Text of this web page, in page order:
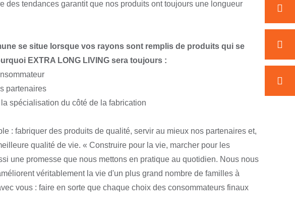
des tendances garantit que nos produits ont toujours une longueur
se situe lorsque vos rayons sont remplis de produits qui se
EXTRA LONG LIVING sera toujours :
partenaires
spécialisation du côté de la fabrication
: fabriquer des produits de qualité, servir au mieux nos partenaires et,
qualité de vie. « Construire pour la vie, marcher pour les
une promesse que nous mettons en pratique au quotidien. Nous nous
véritablement la vie d'un plus grand nombre de familles à
vous : faire en sorte que chaque choix des consommateurs finaux